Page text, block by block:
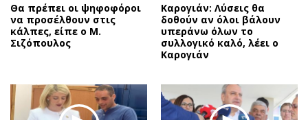
Money Review
AstroBank Properties
Trends
Ναυτιλία
Περιβάλλον
Πρόσωπα
Περιβάλλον
Good Life
Showbiz
Ταξίδια
Θα πρέπει οι ψηφοφόροι
να προσέλθουν στις
κάλπες, είπε ο Μ.
Σιζόπουλος
Καρογιάν: Λύσεις θα
δοθούν αν όλοι βάλουν
υπεράνω όλων το
συλλογικό καλό, λέει ο
Καρογιάν